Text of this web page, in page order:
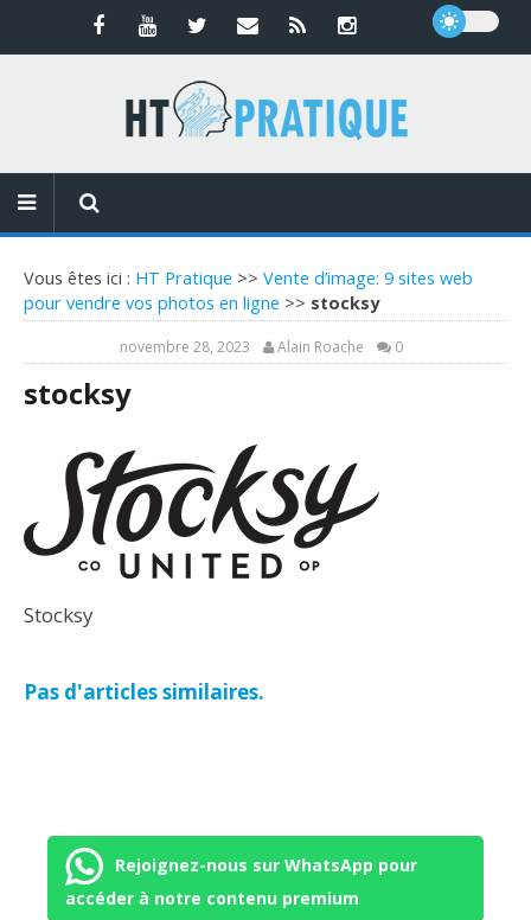
Vous êtes ici : HT Pratique >> Vente d’image: 9 sites web
pour vendre vos photos en ligne >> stocksy
novembre 28, 2023 Alain Roache 0
stocksy
Stocksy
Pas d'articles similaires.
Rejoignez-nous sur WhatsApp pour
accéder à notre contenu premium